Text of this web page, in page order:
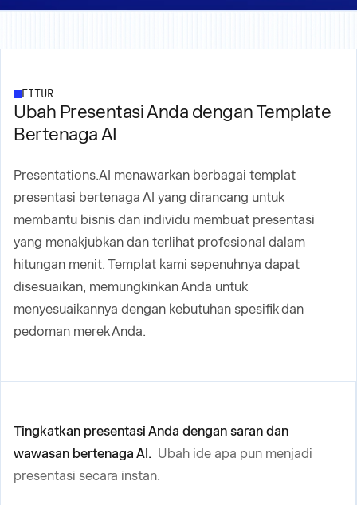
FITUR
Ubah Presentasi Anda dengan Template
Bertenaga AI
Presentations.AI menawarkan berbagai templat
presentasi bertenaga AI yang dirancang untuk
membantu bisnis dan individu membuat presentasi
yang menakjubkan dan terlihat profesional dalam
hitungan menit. Templat kami sepenuhnya dapat
disesuaikan, memungkinkan Anda untuk
menyesuaikannya dengan kebutuhan spesifik dan
pedoman merek Anda.
Tingkatkan presentasi Anda dengan saran dan
wawasan bertenaga AI. Ubah ide apa pun menjadi
presentasi secara instan.